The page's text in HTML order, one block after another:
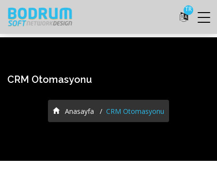
TR
CRM Otomasyonu
Anasayfa CRM Otomasyonu